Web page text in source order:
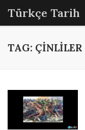
Türkçe Tarih
TAG: ÇINLILER